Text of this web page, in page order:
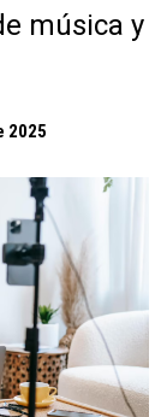
música y
2025